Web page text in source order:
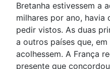
Bretanha estivessem a
milhares por ano, havia
pedir vistos. As duas
a outros países que,
acolhessem. A França
presente que